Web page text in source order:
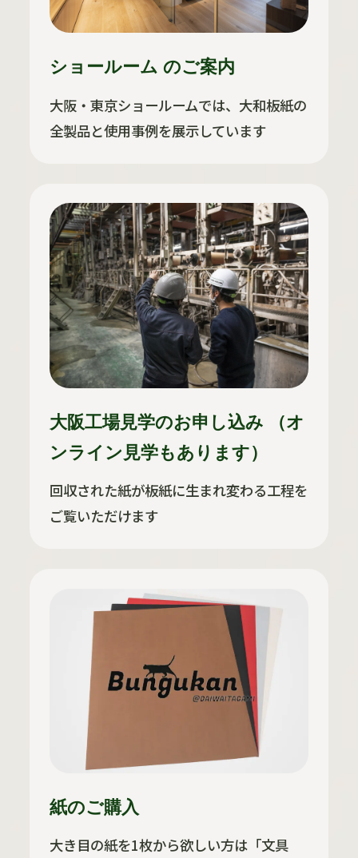
ショールーム のご案内
大阪・東京ショールームでは、大和板紙の
全製品と使用事例を展示しています
大阪工場見学のお申し込み （オ
ンライン見学もあります）
回収された紙が板紙に生まれ変わる工程を
ご覧いただけます
紙のご購入
大き目の紙を1枚から欲しい方は「文具